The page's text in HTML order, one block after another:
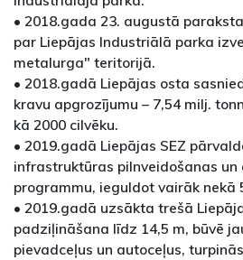
• 2018.gada 23. augustā
par Liepājas Industriālā parka
metalurga" teritorijā.
• 2018.gadā Liepājas osta
kravu apgrozījumu – 7,54 milj.
kā 2000 cilvēku.
• 2019.gadā Liepājas SEZ
infrastruktūras pilnveidošanas
programmu, ieguldot vairāk nekā
• 2019.gadā uzsākta trešā
padziļināšana līdz 14,5 m, būvē
pievadceļus un autoceļus,